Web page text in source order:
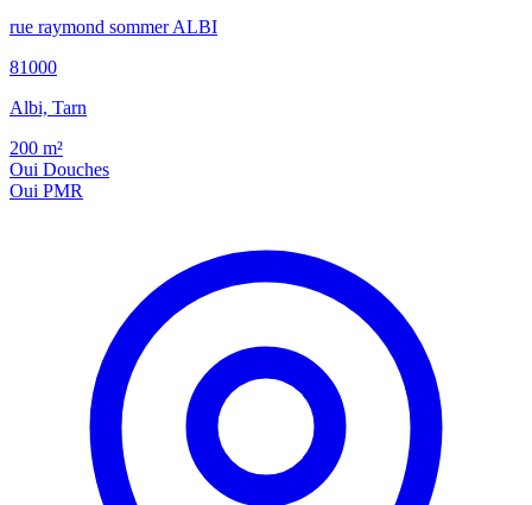
rue raymond sommer ALBI
81000
Albi, Tarn
200 m²
Oui Douches
Oui PMR